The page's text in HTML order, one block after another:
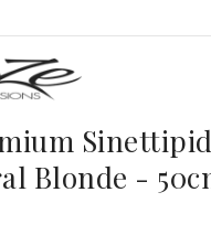
Blonde -